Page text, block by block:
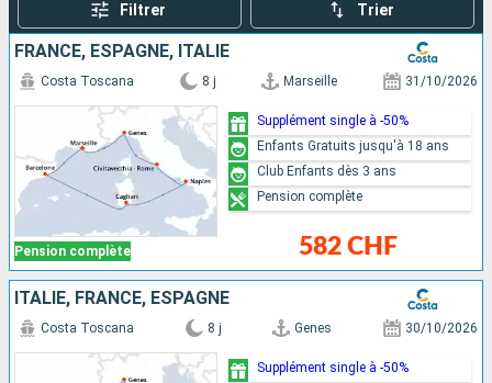
Filtrer Trier
FRANCE, ESPAGNE, ITALIE
Pension complète
Costa Toscana 8 j Marseille 31/10/2026
582 CHF
Supplément single à -50%
Enfants Gratuits jusqu'à 18 ans
Club Enfants dès 3 ans
Pension complète
ITALIE, FRANCE, ESPAGNE
Costa Toscana 8 j Genes 30/10/2026
Supplément single à -50%